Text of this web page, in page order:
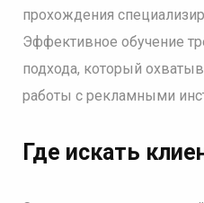
прохождения
Эффективное обучение
подхода, который
работы с рекламными
Где искать